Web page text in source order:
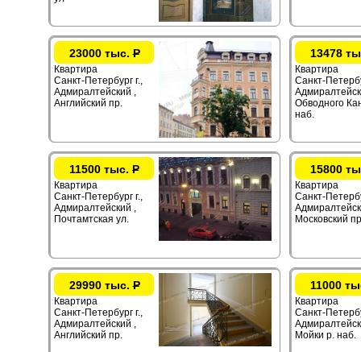
23000 тыс.Р
Квартира
Санкт-Петербург г.,
Адмиралтейский ,
Английский пр.
13478
Квартира
Санкт-
Обводного
наб.
11500 тыс. Р
Квартира
Санкт-Петербург г.,
Адмиралтейский ,
Почтамтская ул.
15800
Квартира
Санкт-
Московский
29990 тыс.Р
Квартира
Санкт-Петербург г.,
Адмиралтейский ,
Английский пр.
11000
Квартира
Санкт-
Мойки р. наб.